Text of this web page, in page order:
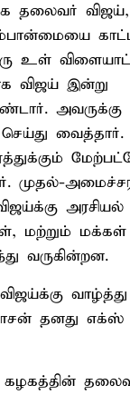
தலைவர் விஜய்,
உள்
விஜய் இன்று
வைத்தார்.
முதல்-
மற்றும் மக்கள்
வருகின்றன.
வாழ்த்து
தனது எக்ஸ்
கழகத்தின்